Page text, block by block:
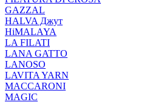
GAZZAL
HALVA Джут
HiMALAYA
LA FILATI
LANA GATTO
LANOSO
LAVITA YARN
MACCARONI
MAGIC